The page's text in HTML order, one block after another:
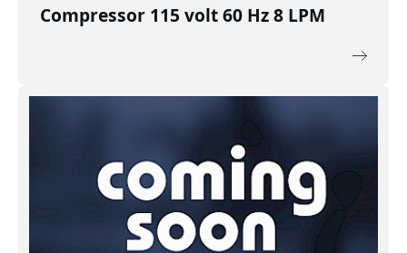
Compressor 115 volt 60 Hz 8 LPM